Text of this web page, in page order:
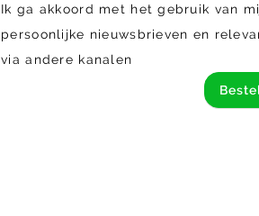
Ik ga akkoord met het gebruik van
persoonlijke nieuwsbrieven en
via andere kanalen